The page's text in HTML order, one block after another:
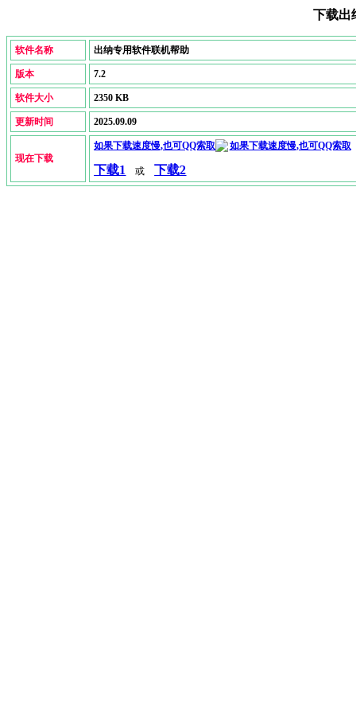
下载出
软件名称 出纳专用软件联机帮助
版本 7.2
软件大小 2350 KB
更新时间 2025.09.09
现在下载
如果下载速度慢,也可QQ索取
下载1 或 下载2